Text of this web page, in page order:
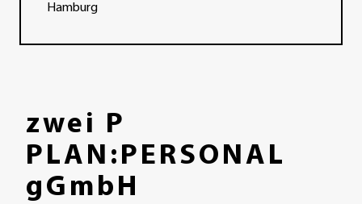
Hamburg
zwei P
PLAN:PERSONAL
gGmbH